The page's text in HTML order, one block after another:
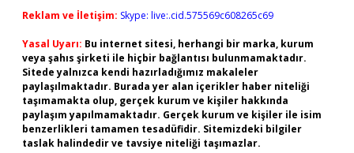
Reklam ve İletişim: Skype: live:.cid.575569c608265c69
Yasal Uyarı: Bu internet sitesi, herhangi bir marka, kurum
veya şahıs şirketi ile hiçbir bağlantısı bulunmamaktadır.
Sitede yalnızca kendi hazırladığımız makaleler
paylaşılmaktadır. Burada yer alan içerikler haber niteliği
taşımamakta olup, gerçek kurum ve kişiler hakkında
paylaşım yapılmamaktadır. Gerçek kurum ve kişiler ile isim
benzerlikleri tamamen tesadüfidir. Sitemizdeki bilgiler
taslak halindedir ve tavsiye niteliği taşımazlar.